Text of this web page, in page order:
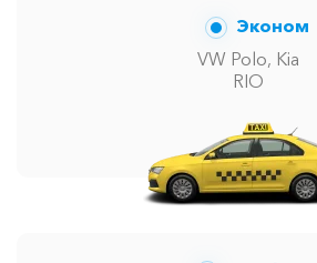
Эконом
VW Polo, Kia
RIO